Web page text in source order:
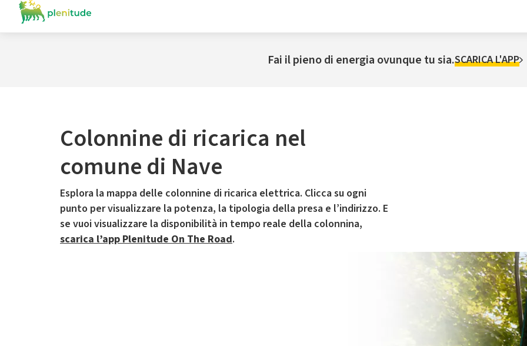
Fai il pieno di energia ovunque tu sia.SCARICA L'APP
Colonnine di ricarica nel
comune di Nave
Esplora la mappa delle colonnine di ricarica elettrica. Clicca su ogni
punto per visualizzare la potenza, la tipologia della presa e l’indirizzo. E
se vuoi visualizzare la disponibilità in tempo reale della colonnina,
scarica l’app Plenitude On The Road.
Il servizio di mobilità elettrica è gestito da Plenitude On The Road